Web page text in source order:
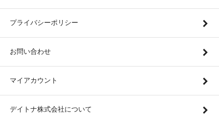
プライバシーポリシー
お問い合わせ
マイアカウント
デイトナ株式会社について